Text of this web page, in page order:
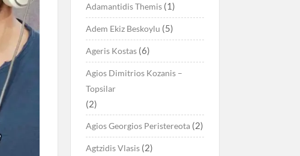
Adamantidis Themis(1)
Adem Ekiz Beskoylu (5)
Ageris Kostas(6)
Agios Dimitrios Kozanis –
Topsilar
(2)
Agios Georgios Peristereota(2)
Agtzidis Vlasis(2)